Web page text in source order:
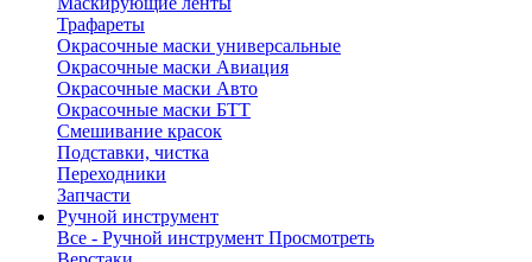
Трафареты
Окрасочные маски универсальные
Окрасочные маски Авиация
Окрасочные маски Авто
Окрасочные маски БТТ
Смешивание красок
Подставки, чистка
Переходники
Запчасти
Ручной инструмент
Все - Ручной инструмент Просмотреть